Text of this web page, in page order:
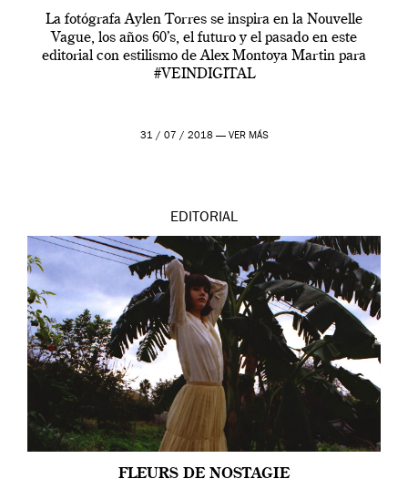
La fotógrafa Aylen Torres se inspira en la Nouvelle
Vague, los años 60’s, el futuro y el pasado en este
editorial con estilismo de Alex Montoya Martin para
#VEINDIGITAL
31 / 07 / 2018 — VER MÁS
EDITORIAL
FLEURS DE NOSTAGIE